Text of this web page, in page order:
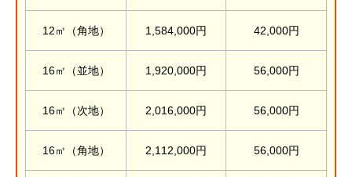
12㎡（角地） 1,584,000円 42,000円
16㎡（並地） 1,920,000円 56,000円
16㎡（次地） 2,016,000円 56,000円
16㎡（角地） 2,112,000円 56,000円